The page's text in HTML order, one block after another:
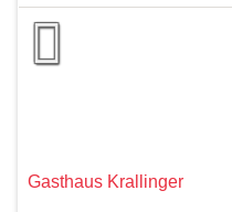
Gasthaus Krallinger